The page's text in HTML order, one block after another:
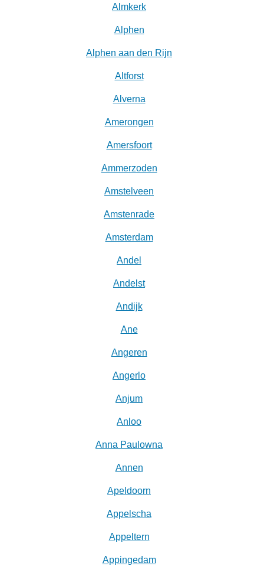
Almkerk
Alphen
Alphen aan den Rijn
Altforst
Alverna
Amerongen
Amersfoort
Ammerzoden
Amstelveen
Amstenrade
Amsterdam
Andel
Andelst
Andijk
Ane
Angeren
Angerlo
Anjum
Anloo
Anna Paulowna
Annen
Apeldoorn
Appelscha
Appeltern
Appingedam